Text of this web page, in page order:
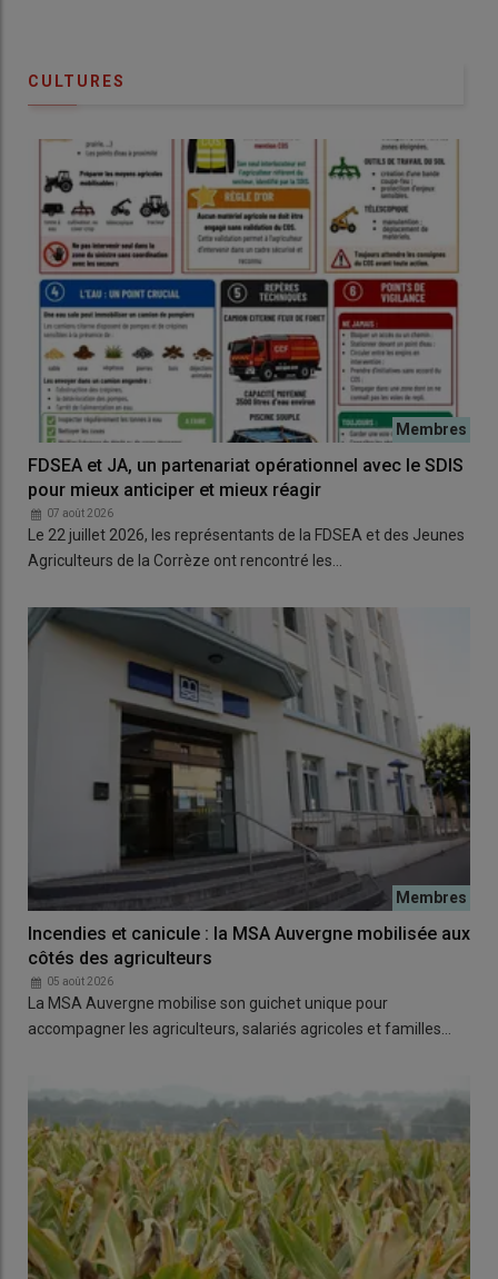
CULTURES
FDSEA et JA, un partenariat opérationnel avec le SDIS
pour mieux anticiper et mieux réagir
07 août 2026
Le 22 juillet 2026, les représentants de la FDSEA et des Jeunes
Agriculteurs de la Corrèze ont rencontré les…
Incendies et canicule : la MSA Auvergne mobilisée aux
côtés des agriculteurs
05 août 2026
La MSA Auvergne mobilise son guichet unique pour
accompagner les agriculteurs, salariés agricoles et familles…